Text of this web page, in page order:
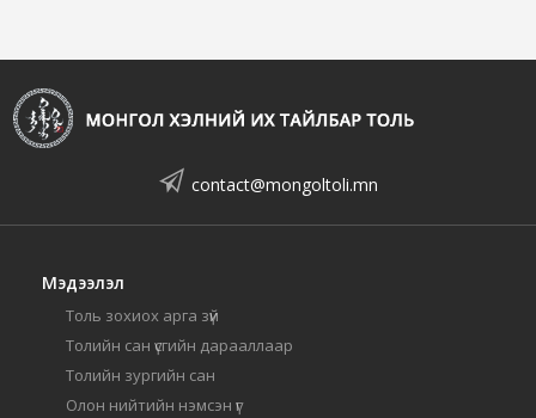
contact@mongoltoli.mn
Мэдээлэл
Толь зохиох арга зүй
Толийн сан үсгийн дарааллаар
Толийн зургийн сан
Олон нийтийн нэмсэн үг